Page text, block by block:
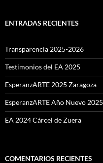
ENTRADAS RECIENTES
Transparencia 2025-2026
Testimonios del EA 2025
EsperanzARTE 2025 Zaragoza
EsperanzARTE Año Nuevo 2025
EA 2024 Cárcel de Zuera
COMENTARIOS RECIENTES